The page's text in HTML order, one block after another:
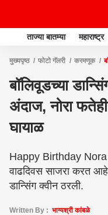
ताज्या बातम्या महाराष्ट्र
मुख्यपृष्ठ फोटो गॅलरी करमणूक
बॉलिवूडच्या
अंदाज, नोरा
घायाळ
Happy Birthday Nora
वाढदिवस साजरा करत
डान्सिंग क्वीन ठरली.
Written By : भाग्यश्री कांबळे